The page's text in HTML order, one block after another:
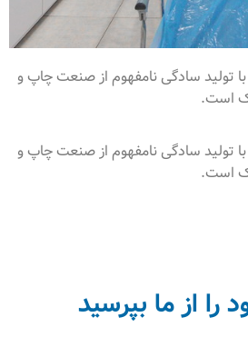
تولید سادگی نامفهوم از صنعت چاپ و
است.
تولید سادگی نامفهوم از صنعت چاپ و
است.
را از ما بپرسید